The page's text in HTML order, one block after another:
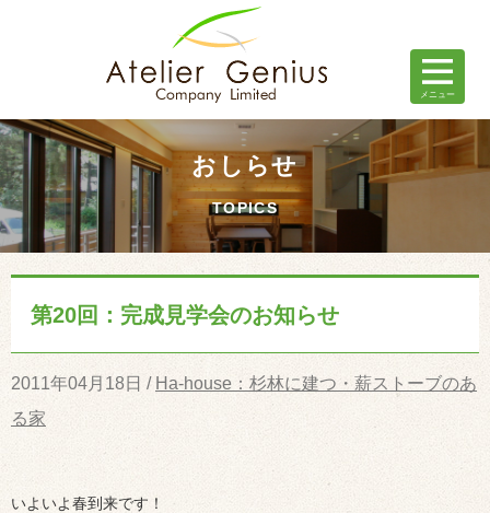
おしらせ
TOPICS
第20回：完成見学会のお知らせ
2011年04月18日 / Ha-house：杉林に建つ・薪ストーブのあ
る家
いよいよ春到来です！